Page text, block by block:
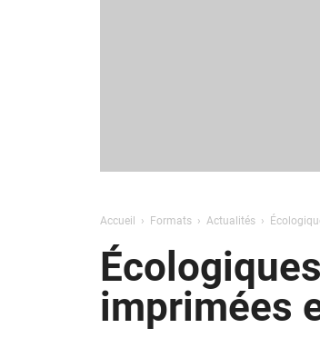
Accueil Formats Actualités
imprimées